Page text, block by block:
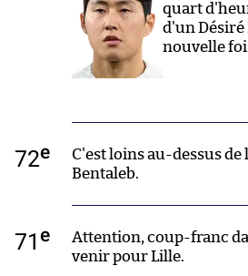
quart
d'un Désiré
nouvelle
72e
C'est loins au-dessus de
Bentaleb.
71 e
Attention, coup-franc
venir pour Lille.